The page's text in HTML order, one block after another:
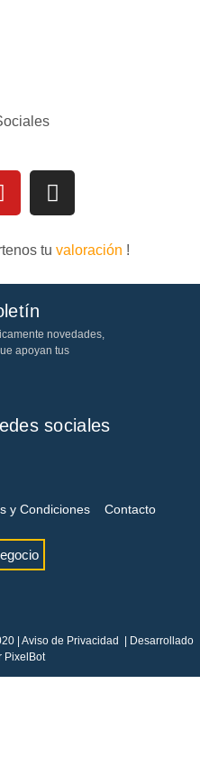
tu valoración !
novedades,
apoyan tus
sociales
y Condiciones Contacto
| Aviso de Privacidad | Desarrollado
PixelBot